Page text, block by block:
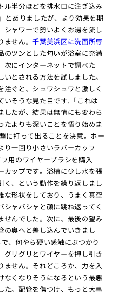
ル半分ほどを排水口に注ぎ込み
とありましたが、より効果を期
シャワーで勢いよくお湯を流し
ません。千葉美浜区に洗面所専
のツンとした匂いが浴室に充満
次にインターネットで調べた
いとされる方法を試しました。
ぐと、シュワシュワと激しく
いそうな見た目です.「これは
したが、結果は無情にも変わら
たよりも深いことを悟り始めま
に打って出ることを決意。ホー
り一回り小さいラバーカップ
用のワイヤーブラシを購入
カップです。浴槽に少し水を張
く、という動作を繰り返しまし
な形状をしており、うまく真空
ャバシャと顔に跳ね返ってく
せんでした。次に、最後の望み
の奥へと差し込んでいきまし
、何やら硬い感触にぶつかり
グリグリとワイヤーを押し引き
ません。それどころか、力を入
なくなりそうになるという最悪
た。配管を傷つけ、もっと大事